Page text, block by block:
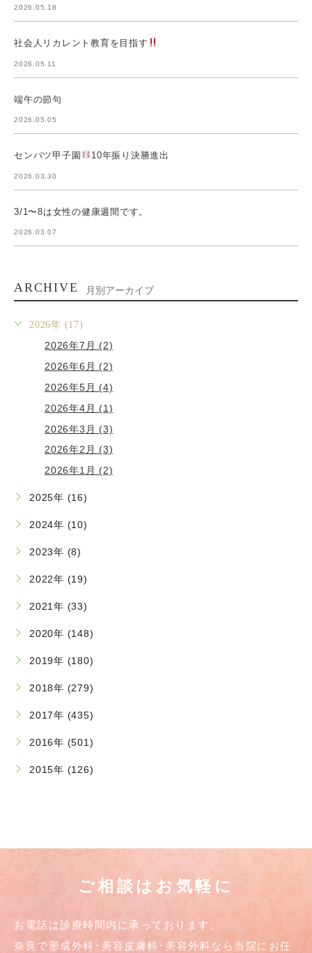
2026.05.18
社会人リカレント教育を目指す
2026.05.11
端午の節句
2026.05.05
センバツ甲子園 10年振り決勝進出
2026.03.30
3/1〜8は女性の健康週間です。
2026.03.07
ARCHIVE 月別アーカイブ
2026年 (17)
2026年7月 (2)
2026年6月 (2)
2026年5月 (4)
2026年4月 (1)
2026年3月 (3)
2026年2月 (3)
2026年1月 (2)
2025年 (16)
2024年 (10)
2023年 (8)
2022年 (19)
2021年 (33)
2020年 (148)
2019年 (180)
2018年 (279)
2017年 (435)
2016年 (501)
2015年 (126)
ご相談はお気軽に
お電話は診療時間内に承っております。
奈良で形成外科･美容皮膚科･美容外科なら当院にお任